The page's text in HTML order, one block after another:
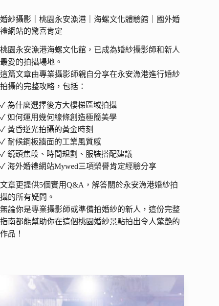
婚紗攝影｜桃園永安漁港｜海螺文化體驗館｜國外婚
禮網站的驚喜肯定
桃園永安漁港海螺文化館，已成為婚紗攝影師和新人
最愛的拍攝場地。
這篇文章由專業攝影師親自分享在永安漁港進行婚紗
拍攝的完整攻略，包括：
✓ 為什麼選擇後方大樓梯區域拍攝
✓ 如何運用幾何線條創造極簡美學
✓ 黃昏逆光拍攝的黃金時刻
✓ 耐候鋼板牆面的工業風質感
✓ 鏡頭焦段、時間規劃、服裝搭配建議
✓ 海外婚禮網站Mywed三項榮譽肯定經驗分享
文章更提供5個實用Q&A，解答關於永安漁港婚紗拍
攝的所有疑問。
無論你是專業攝影師或準備拍婚紗的新人，這份完整
指南都能幫助你在這個桃園婚紗景點拍出令人驚艷的
作品！